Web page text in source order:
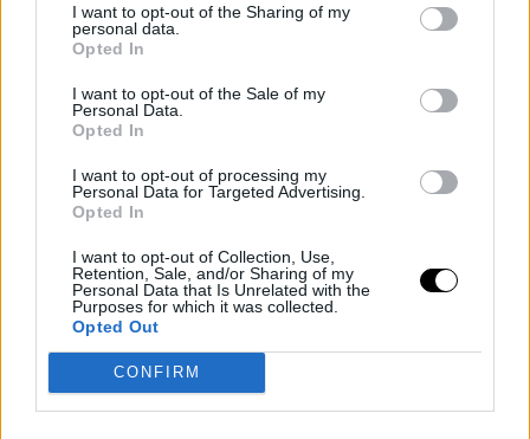
I want to opt-out of the Sharing of my
personal data.
Opted In
I want to opt-out of the Sale of my
Personal Data.
Opted In
I want to opt-out of processing my
Personal Data for Targeted Advertising.
Opted In
I want to opt-out of Collection, Use,
Retention, Sale, and/or Sharing of my
Personal Data that Is Unrelated with the
Purposes for which it was collected.
Opted Out
CONFIRM
Últimos artículos